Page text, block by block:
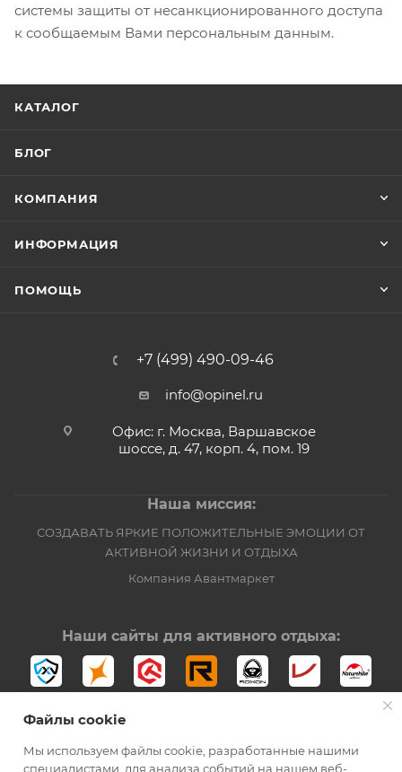
системы защиты от несанкционированного доступа
к сообщаемым Вами персональным данным.
КАТАЛОГ
БЛОГ
КОМПАНИЯ
ИНФОРМАЦИЯ
ПОМОЩЬ
+7 (499) 490-09-46
info@opinel.ru
Офис: г. Москва, Варшавское
шоссе, д. 47, корп. 4, пом. 19
Наша миссия:
СОЗДАВАТЬ ЯРКИЕ ПОЛОЖИТЕЛЬНЫЕ ЭМОЦИИ ОТ
АКТИВНОЙ ЖИЗНИ И ОТДЫХА
Компания Авантмаркет
Наши сайты для активного отдыха:
Файлы cookie
Мы используем файлы cookie, разработанные нашими
специалистами, для анализа событий на нашем веб-